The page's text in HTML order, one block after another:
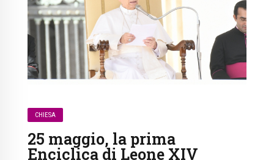
CHIESA
25 maggio, la prima
Enciclica di Leone XIV